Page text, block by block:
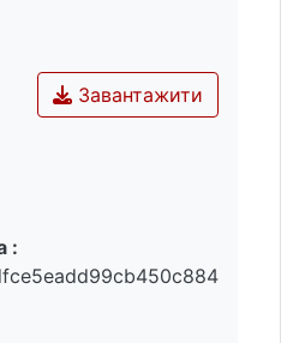
свідчить про
античності
та відкриває
досліджень
рецепції.
Завантажити
: